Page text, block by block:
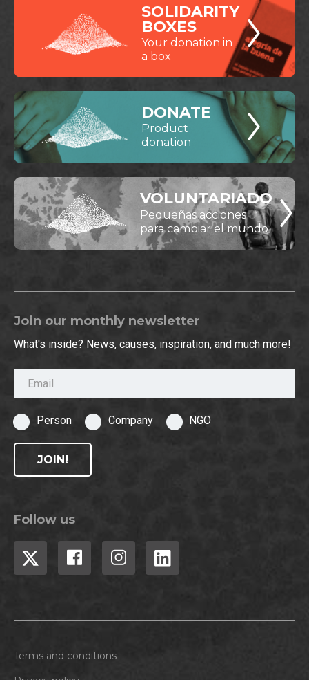
SOLIDARITY
BOXES
Your donation in
a box
DONATE
Product
donation
VOLUNTARIADO
Pequeñas acciones
para cambiar el mundo
Join our monthly newsletter
What's inside? News, causes, inspiration, and much more!
Email
Person Company NGO
JOIN!
Follow us
Terms and conditions